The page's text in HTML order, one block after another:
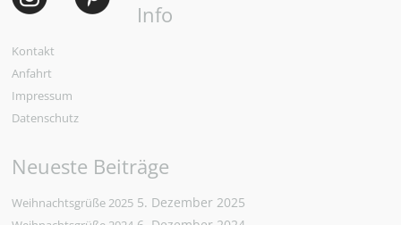
Info
Kontakt
Anfahrt
Impressum
Datenschutz
Neueste Beiträge
Weihnachtsgrüße 2025 5. Dezember 2025